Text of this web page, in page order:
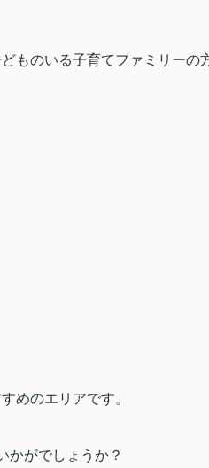
ものいる子育てファミリーの
めのエリアです。
かがでしょうか？